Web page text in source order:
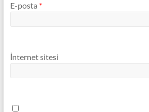
E-posta *
İnternet sitesi